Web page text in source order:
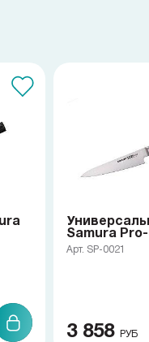
Samura
Арт. SP-0021
3 858 РУБ